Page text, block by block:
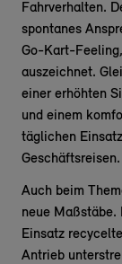
Fahrverhalten.
spontanes
Go-Kart-
auszeichnet.
einer erhöhten
und einem
täglichen
Geschäftsreisen.
Auch beim
neue Maßstäbe.
Einsatz
Antrieb